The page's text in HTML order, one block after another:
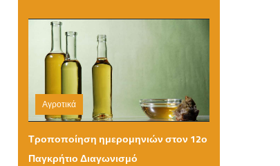
Αγροτικά
Τετάρτη 04 Μαρτίου 2026 10:41
Τροποποίηση ημερομηνιών στον 12ο
Παγκρήτιο Διαγωνισμό